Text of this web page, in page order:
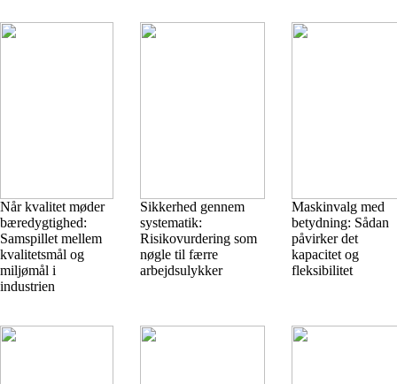
Når kvalitet møder
bæredygtighed:
Samspillet mellem
kvalitetsmål og
miljømål i
industrien
Sikkerhed gennem
systematik:
Risikovurdering som
nøgle til færre
arbejdsulykker
Maskinvalg med
betydning: Sådan
påvirker det
kapacitet og
fleksibilitet